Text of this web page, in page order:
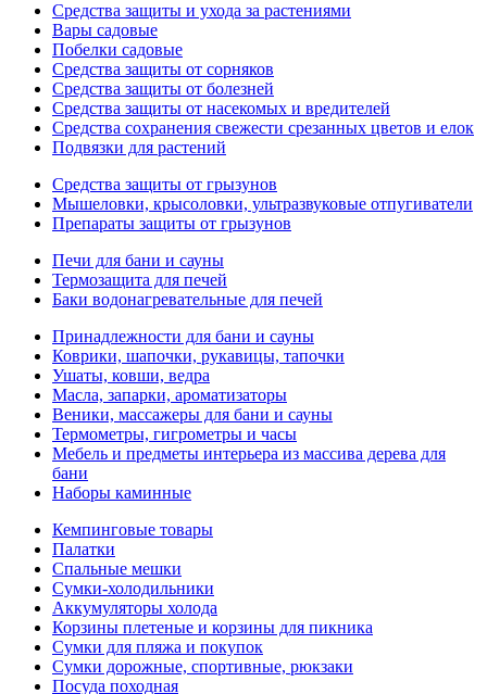
Средства защиты и ухода за растениями
Вары садовые
Побелки садовые
Средства защиты от сорняков
Средства защиты от болезней
Средства защиты от насекомых и вредителей
Средства сохранения свежести срезанных цветов и елок
Подвязки для растений
Средства защиты от грызунов
Мышеловки, крысоловки, ультразвуковые отпугиватели
Препараты защиты от грызунов
Печи для бани и сауны
Термозащита для печей
Баки водонагревательные для печей
Принадлежности для бани и сауны
Коврики, шапочки, рукавицы, тапочки
Ушаты, ковши, ведра
Масла, запарки, ароматизаторы
Веники, массажеры для бани и сауны
Термометры, гигрометры и часы
Мебель и предметы интерьера из массива дерева для
бани
Наборы каминные
Кемпинговые товары
Палатки
Спальные мешки
Сумки-холодильники
Аккумуляторы холода
Корзины плетеные и корзины для пикника
Сумки для пляжа и покупок
Сумки дорожные, спортивные, рюкзаки
Посуда походная